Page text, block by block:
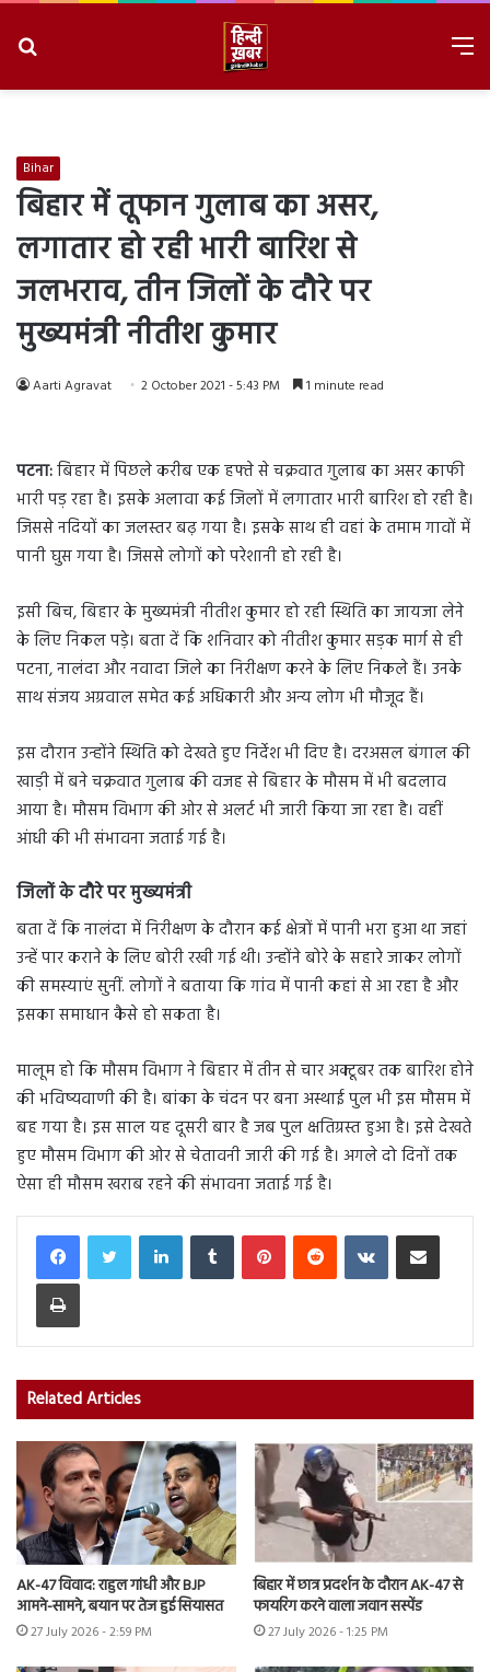
Bihar
बिहार में तूफान गुलाब का असर,
लगातार हो रही भारी बारिश से
जलभराव, तीन जिलों के दौरे पर
मुख्यमंत्री नीतीश कुमार
Aarti Agravat 2 October 2021 - 5:43 PM 1 minute read
पटना:बिहार में पिछले करीब एक हफ्ते से चक्रवात गुलाब का असर काफी
भारी पड़ रहा है। इसके अलावा कई जिलों में लगातार भारी बारिश हो रही है।
जिससे नदियों का जलस्तर बढ़ गया है। इसके साथ ही वहां के तमाम गावों में
पानी घुस गया है। जिससे लोगों को परेशानी हो रही है।
इसी बिच, बिहार के मुख्यमंत्री नीतीश कुमार हो रही स्थिति का जायजा लेने
के लिए निकल पडे़। बता दें कि शनिवार को नीतीश कुमार सड़क मार्ग से ही
पटना, नालंदा और नवादा जिले का निरीक्षण करने के लिए निकले हैं। उनके
साथ संजय अग्रवाल समेत कई अधिकारी और अन्य लोग भी मौजूद हैं।
इस दौरान उन्होंने स्थिति को देखते हुए निर्देश भी दिए है। दरअसल बंगाल की
खाड़ी में बने चक्रवात गुलाब की वजह से बिहार के मौसम में भी बदलाव
आया है। मौसम विभाग की ओर से अलर्ट भी जारी किया जा रहा है। वहीं
आंधी की भी संभावना जताई गई है।
जिलों के दौरे पर मुख्यमंत्री
बता दें कि नालंदा में निरीक्षण के दौरान कई क्षेत्रों में पानी भरा हुआ था जहां
उन्हें पार कराने के लिए बोरी रखी गई थी। उन्होंने बोरे के सहारे जाकर लोगों
की समस्याएं सुनीं. लोगों ने बताया कि गांव में पानी कहां से आ रहा है और
इसका समाधान कैसे हो सकता है।
मालूम हो कि मौसम विभाग ने बिहार में तीन से चार अक्टूबर तक बारिश होने
की भविष्यवाणी की है। बांका के चंदन पर बना अस्थाई पुल भी इस मौसम में
बह गया है। इस साल यह दूसरी बार है जब पुल क्षतिग्रस्त हुआ है। इसे देखते
हुए मौसम विभाग की ओर से चेतावनी जारी की गई है। अगले दो दिनों तक
ऐसा ही मौसम खराब रहने की संभावना जताई गई है।
LinkedInTumblr PinterestReddit VKontakteShare via Email
Print
Related Articles
AK-47 विवाद: राहुल गांधी और BJP
आमने-सामने, बयान पर तेज हुई सियासत
27 July 2026 - 2:59 PM
बिहार में छात्र प्रदर्शन के दौरान AK-47 से
फायरिंग करने वाला जवान सस्पेंड
27 July 2026 - 1:25 PM